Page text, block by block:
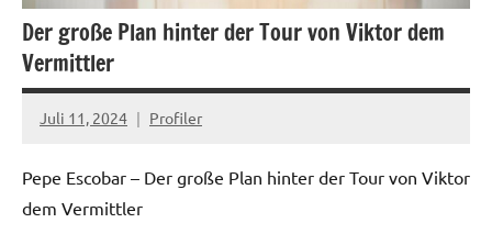
Der große Plan hinter der Tour von Viktor dem
Vermittler
Juli 11, 2024 Profiler
Keine
Pepe Escobar – Der große Plan hinter der Tour von Viktor
dem Vermittler